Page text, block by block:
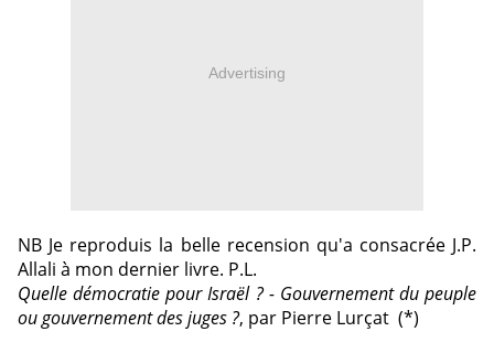
Advertising
NB Je reproduis la belle recension qu'a consacrée J.P.
Allali à mon dernier livre. P.L.
Quelle démocratie pour Israël ? - Gouvernement du peuple
ou gouvernement des juges ?, par Pierre Lurçat (*)